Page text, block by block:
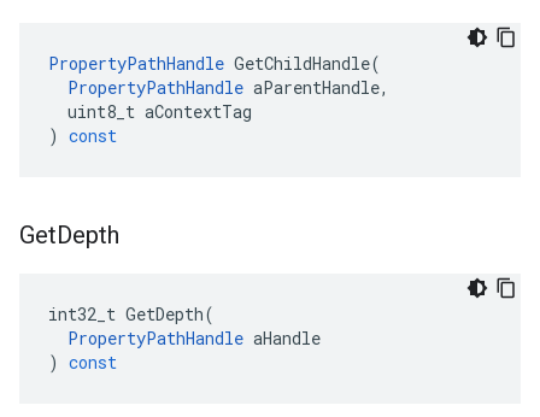
PropertyPathHandle GetChildHandle(
PropertyPathHandle aParentHandle,
uint8_t aContextTag
) const
GetDepth
int32_t GetDepth(
PropertyPathHandle aHandle
) const